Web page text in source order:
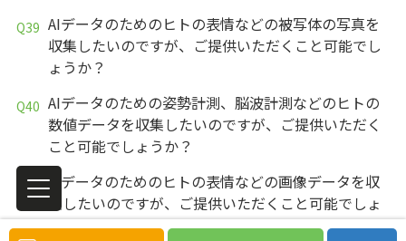
AIデータのためのヒトの表情などの被写体の写真を
収集したいのですが、ご提供いただくこと可能でし
ょうか？
AIデータのための姿勢計測、脳波計測などのヒトの
数値データを収集したいのですが、ご提供いただく
こと可能でしょうか？
AIデータのためのヒトの表情などの画像データを収
集したいのですが、ご提供いただくこと可能でしょ
うか？